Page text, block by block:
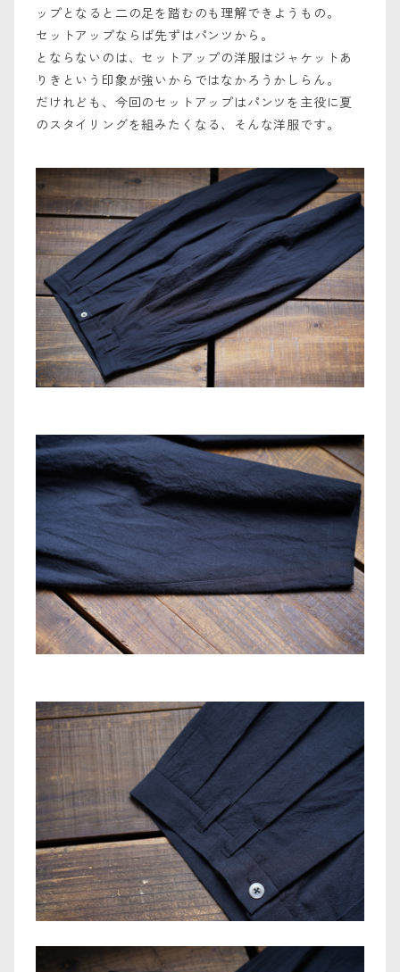
ップとなると二の足を踏むのも理解できようもの。
セットアップならば先ずはパンツから。
とならないのは、セットアップの洋服はジャケットあ
りきという印象が強いからではなかろうかしらん。
だけれども、今回のセットアップはパンツを主役に夏
のスタイリングを組みたくなる、そんな洋服です。